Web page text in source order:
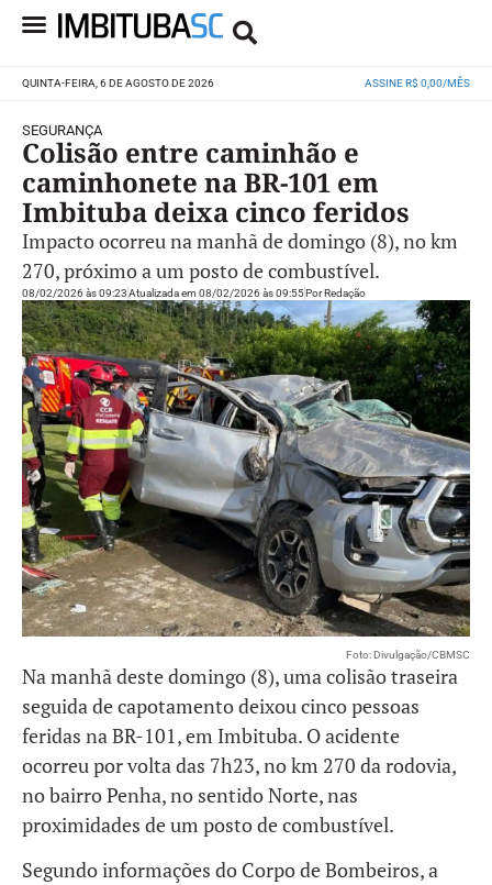
QUINTA-FEIRA, 6 DE AGOSTO DE 2026 ASSINE R$ 0,00/MÊS
SEGURANÇA
Colisão entre caminhão e
caminhonete na BR-101 em
Imbituba deixa cinco feridos
Impacto ocorreu na manhã de domingo (8), no km
270, próximo a um posto de combustível.
08/02/2026 às 09:23Atualizada em 08/02/2026 às 09:55PorRedação
Foto: Divulgação/CBMSC
Na manhã deste domingo (8), uma colisão traseira
seguida de capotamento deixou cinco pessoas
feridas na BR-101, em Imbituba. O acidente
ocorreu por volta das 7h23, no km 270 da rodovia,
no bairro Penha, no sentido Norte, nas
proximidades de um posto de combustível.
Segundo informações do Corpo de Bombeiros, a